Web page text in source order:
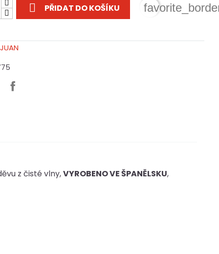
 PŘIDAT DO KOŠÍKU
z čisté vlny,VYROBENO VE ŠPANĚLSKU,